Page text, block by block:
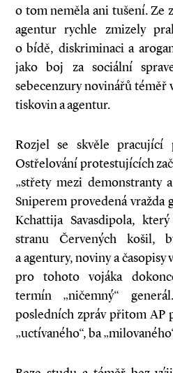
o tom neměla ani tušení. Ze
agentur rychle zmizely
o bídě, diskriminaci a
jako boj za sociální
sebecenzury novinářů téměř
tiskovin a agentur.
Rozjel se skvěle pracující
Ostřelování protestujících
„střety mezi demonstranty
Sniperem provedená vražda
Kchattija Savasdipola,
stranu Červených košil,
a agentury, noviny a časopisy
pro tohoto vojáka
termín „ničemný“
posledních zpráv přitom AP
„uctívaného“, ba